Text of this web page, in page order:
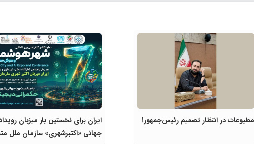
مطبوعات در انتظار تصمیم رئیس‌جمهور!
ایران برای نخستین بار میزبان
جهانی «اکتبرشهری» سازمان ملل